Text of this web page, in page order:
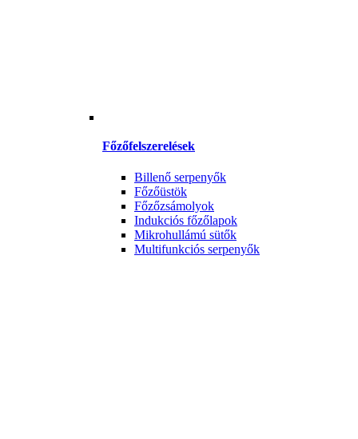
Főzőfelszerelések
Billenő serpenyők
Főzőüstök
Főzőzsámolyok
Indukciós főzőlapok
Mikrohullámú sütők
Multifunkciós serpenyők